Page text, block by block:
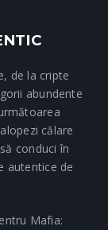
de la cripte
abundente
călare
conduci în
autentice de
Mafia: